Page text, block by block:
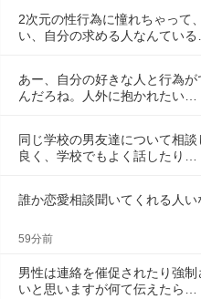
2次元の性行為に憧れちゃって
い、自分の求める人なんている
あー、自分の好きな人と行為
んだろね。人外に抱かれたい…
同じ学校の男友達について相
良く、学校でもよく話したり…
誰か恋愛相談聞いてくれる人い
59分前
男性は連絡を催促されたり強
いと思いますが何て伝えたら…